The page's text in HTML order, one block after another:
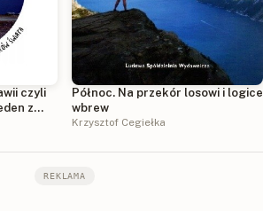
czyli
z
Północ. Na przekór losowi i logice
wbrew
Krzysztof Cegiełka
REKLAMA